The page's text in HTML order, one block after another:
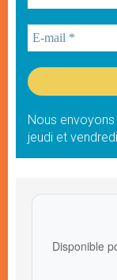
Nous
jeudi et vendredi
Disponible